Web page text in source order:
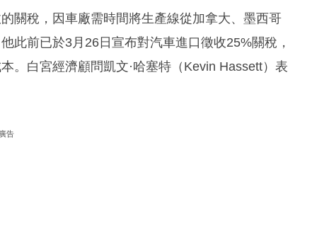
關稅，因車廠需時間將生產線從加拿大、墨西哥
此前已於3月26日宣布對汽車進口徵收25%關稅，
。白宮經濟顧問凱文·哈塞特（Kevin Hassett）表
廣告